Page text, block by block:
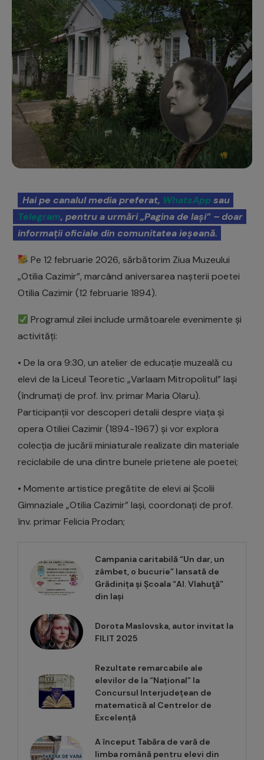
Hai pe canalul media preferat, WhatsAppsau
Telegram, pentru a urmări „Pagina de Iași” – doar
informații oficiale din comunitatea ieșeană.
Pe 12 februarie 2026, sărbătorim Ziua Muzeului
„Otilia Cazimir”, marcând aniversarea nașterii poetei
Otilia Cazimir (12 februarie 1894).
Programul zilei include următoarele evenimente și
activități:
• De la ora 9:30, un atelier de educație muzeală cu
elevi de la Liceul Teoretic „Varlaam Mitropolitul” Iași
(îndrumați de prof. înv. primar Maria Olaru).
Participanții vor descoperi detalii despre viața și
opera Otiliei Cazimir (1894-1967) și vor explora
colecția de jucării miniaturale realizate din materiale
reciclabile de una dintre bunele prietene ale poetei;
• Momente artistice pregătite de elevi ai Școlii
Gimnaziale „Otilia Cazimir” Iași, coordonați de prof.
înv. primar Felicia Prodan;
Campania caritabilă “Un dar, un
zâmbet, o bucurie” lansată de
Grădinița și Școala “Al. Vlahuţă”
din Iași
Dorota Maslovska, autor invitat la
FILIT 2025
Rezultate remarcabile ale
elevilor de la “Național” la
Concursul Interjudețean de
matematică al Centrelor de
Excelență
A început Tabăra de vară de
limba română pentru elevi din